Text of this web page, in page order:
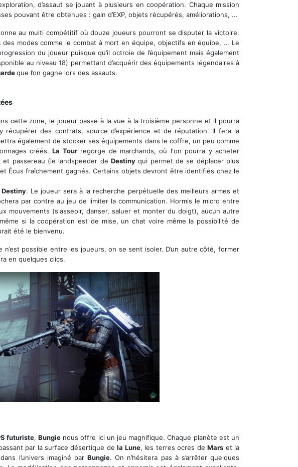
d’assaut se jouant à plusieurs en coopération. Chaque mission
pouvant être obtenues : gain d’EXP, objets récupérés, améliorations, ...
au multi compétitif où douze joueurs pourront se disputer la victoire.
modes comme le combat à mort en équipe, objectifs en équipe, … Le
du joueur puisque qu’il octroie de l’équipement mais également
au niveau 18) permettant d’acquérir des équipements légendaires à
que l’on gagne lors des assauts.
cette zone, le joueur passe à la vue à la troisième personne et il pourra
des contrats, source d’expérience et de réputation. Il fera la
également de stocker ses équipements dans le coffre, un peu comme
créés.La Tourregorge de marchands, où l'on pourra y acheter
et passereau (le landspeeder deDestiny qui permet de se déplacer plus
Écus fraîchement gagnés. Certains objets devront être identifiés chez le
Destiny. Le joueur sera à la recherche perpétuelle des meilleurs armes et
par contre au jeu de limiter la communication. Hormis le micro entre
mouvements (s'asseoir, danser, saluer et monter du doigt), aucun autre
si la coopération est de mise, un chat voire même la possibilité de
été le bienvenu.
n’est possible entre les joueurs, on se sent isoler. D’un autre côté, former
en quelques clics.
futuriste, Bungienous offre ici un jeu magnifique. Chaque planète est un
par la surface désertique dela Lune, les terres ocres deMars et la
l’univers imaginé parBungie. On n’hésitera pas à s’arrêter quelques